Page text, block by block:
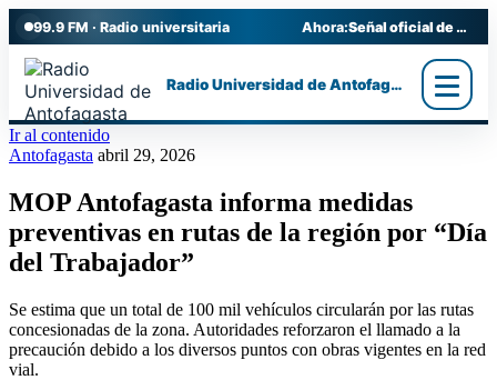
99.9 FM · Radio universitaria Ahora: Señal oficial de Radio UA
Radio Universidad de Antofagasta
Ir al contenido
Antofagasta abril 29, 2026
MOP Antofagasta informa medidas
preventivas en rutas de la región por “Día
del Trabajador”
Se estima que un total de 100 mil vehículos circularán por las rutas
concesionadas de la zona. Autoridades reforzaron el llamado a la
precaución debido a los diversos puntos con obras vigentes en la red
vial.